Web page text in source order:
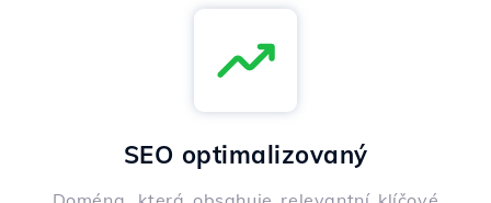
SEO optimalizovaný